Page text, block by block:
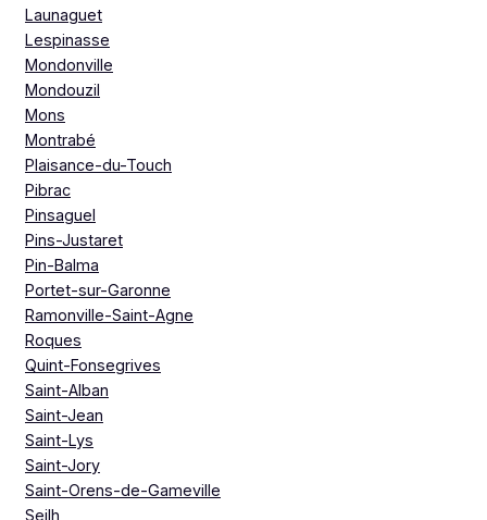
Launaguet
Lespinasse
Mondonville
Mondouzil
Mons
Montrabé
Plaisance-du-Touch
Pibrac
Pinsaguel
Pins-Justaret
Pin-Balma
Portet-sur-Garonne
Ramonville-Saint-Agne
Roques
Quint-Fonsegrives
Saint-Alban
Saint-Jean
Saint-Lys
Saint-Jory
Saint-Orens-de-Gameville
Seilh